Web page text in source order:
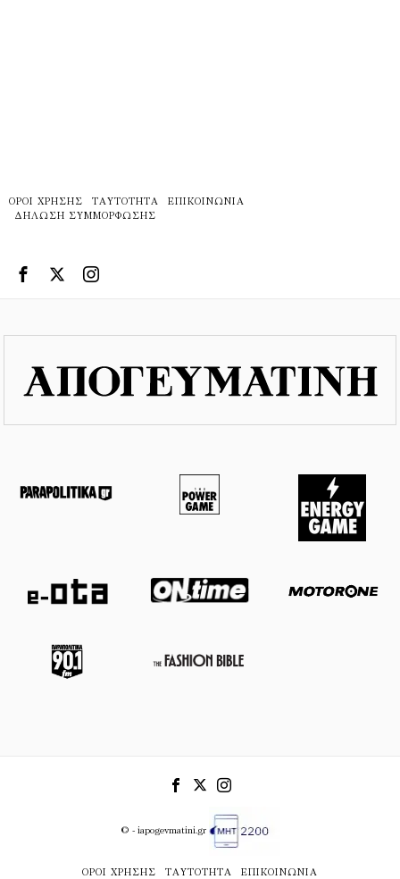
ΌΡΟΙ ΧΡΉΣΗΣ ΤΑΥΤΌΤΗΤΑ
ΕΠΙΚΟΙΝΩΝΊΑ
ΔΉΛΩΣΗ ΣΥΜΜΌΡΦΩΣΗΣ
© - iapogevmatini.gr
ΌΡΟΙ ΧΡΉΣΗΣ ΤΑΥΤΌΤΗΤΑ ΕΠΙΚΟΙΝΩΝΊΑ